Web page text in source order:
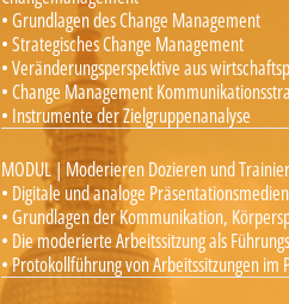
• Grundlagen des Change Management
• Strategisches Change Management
• Veränderungsperspektive aus
• Change Management
• Instrumente der Zielgruppenanalyse
MODUL | Moderieren Dozieren und
• Digitale und analoge Präsentationsmedien
• Grundlagen der Kommunikation,
• Die moderierte Arbeitssitzung als
• Protokollführung von Arbeitssitzungen